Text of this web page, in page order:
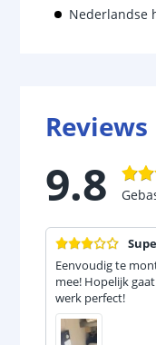
Nederlandse
Reviews
9.8
Eenvoudig te
mee! Hopelijk
werk perfect!